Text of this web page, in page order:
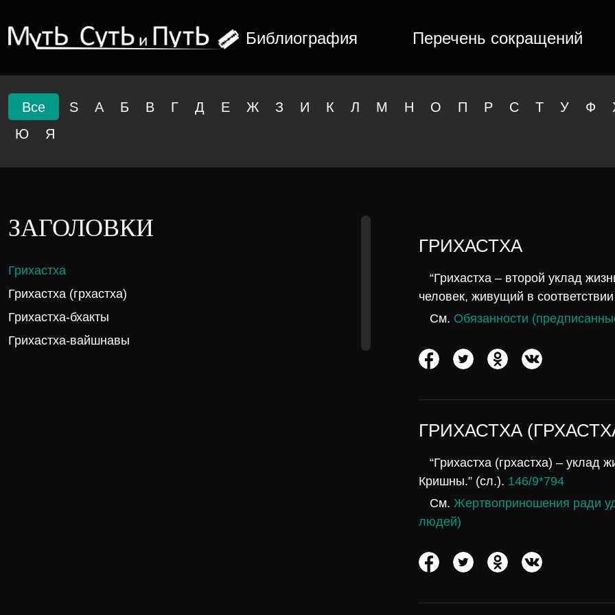
Библиография Перечень сокращений
Все S А Б В Г Д Е Ж З И К Л М Н О П Р С Т У Ф
Ю
Я
ЗАГОЛОВКИ
Грихастха
Грихастха (грхастха)
Грихастха-бхакты
Грихастха-вайшнавы
ГРИХАСТХА
“Грихастха – второй уклад
человек, живущий в
См. Обязанности
ГРИХАСТХА
“Грихастха (грхастха) –
Кришны.” (сл.). 146/9*794
См. Жертвоприношения ради
людей)